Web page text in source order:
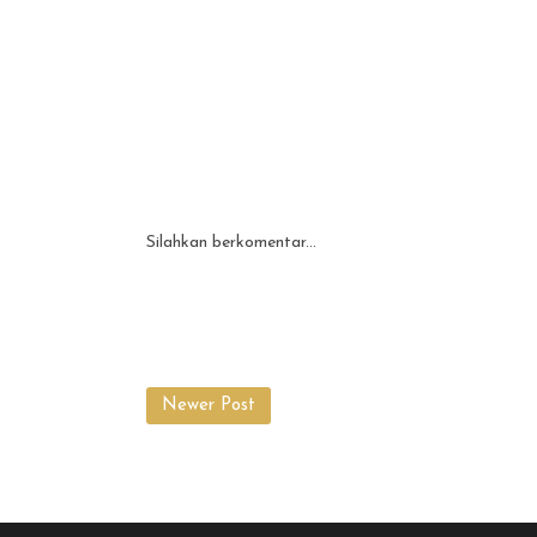
Silahkan berkomentar...
Newer Post